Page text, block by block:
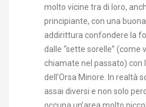
molto vicine tra di loro,
principiante, con una
addirittura confondere la
dalle “sette sorelle” (come
chiamate nel passato) con
dell’Orsa Minore. In realtà
assai diversi e non solo
occupa un’area molto